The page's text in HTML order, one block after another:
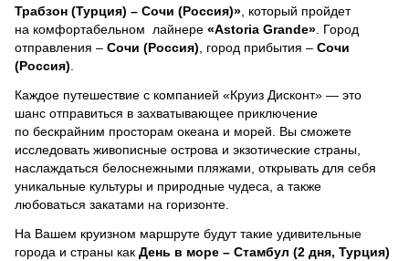
Трабзон (Турция) – Сочи (Россия)» , который пройдет
на комфортабельном лайнере «Astoria Grande» . Город
отправления – Сочи (Россия) , город прибытия – Сочи
(Россия)
Каждое путешествие с компанией «Круиз Дисконт» — это
шанс отправиться в захватывающее приключение
по бескрайним просторам океана и морей. Вы сможете
исследовать живописные острова и экзотические страны,
наслаждаться белоснежными пляжами, открывать для себя
уникальные культуры и природные чудеса, а также
любоваться закатами на горизонте.
На Вашем круизном маршруте будут такие удивительные
города и страны как День в море – Стамбул (2 дня, Турция)